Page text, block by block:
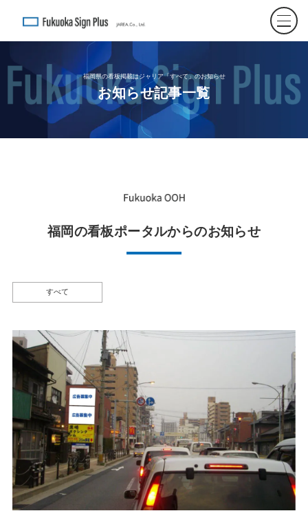
福岡県の看板掲載はジャリア「すべて」のお知らせ
お知らせ記事一覧
福岡の看板ポータルからのお知らせ
すべて